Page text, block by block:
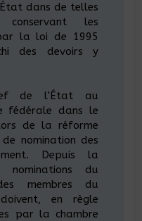
dans de telles
conservant les
la loi de 1995
des devoirs y
de l’État au
fédérale dans le
de la réforme
nomination des
Depuis la
du
membres du
en règle
par la chambre